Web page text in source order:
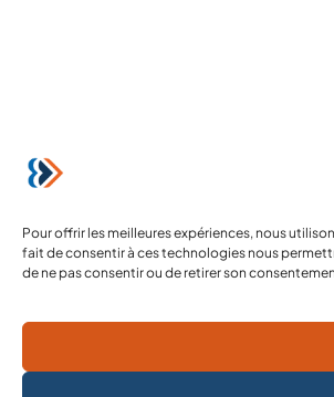
Pour offrir les meilleures expériences, nous
fait de consentir à ces technologies nous
de ne pas consentir ou de retirer son